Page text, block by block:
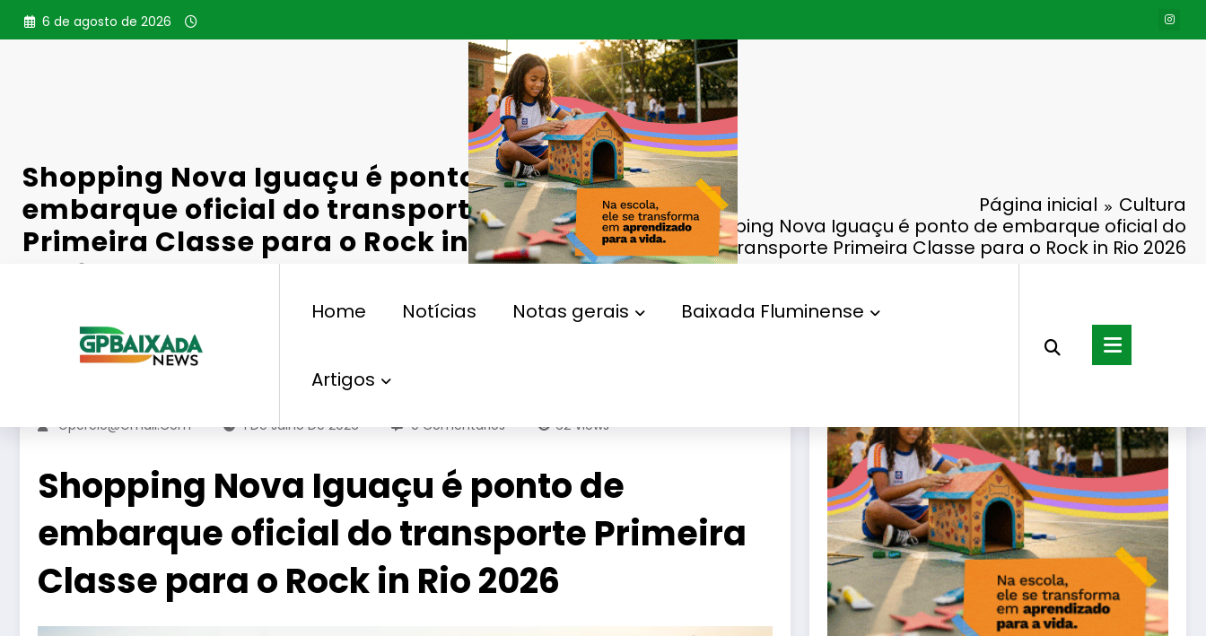
Pular
para
6 de agosto de 2026
Home Notícias Notas gerais Baixada Fluminense
Artigos
Shopping Nova Iguaçu é ponto de
embarque oficial do transporte
Primeira Classe para o Rock in Rio
2026
Página inicial
Cultura
Shopping Nova Iguaçu é ponto de embarque oficial do
transporte Primeira Classe para o Rock in Rio 2026
Rock In Rio 2026 Shopping Nova Iguaçu
Gperelo@gmail.com 1 De Julho De 2026 0 Comentários 62 Views
Shopping Nova Iguaçu é ponto de
embarque oficial do transporte Primeira
Classe para o Rock in Rio 2026